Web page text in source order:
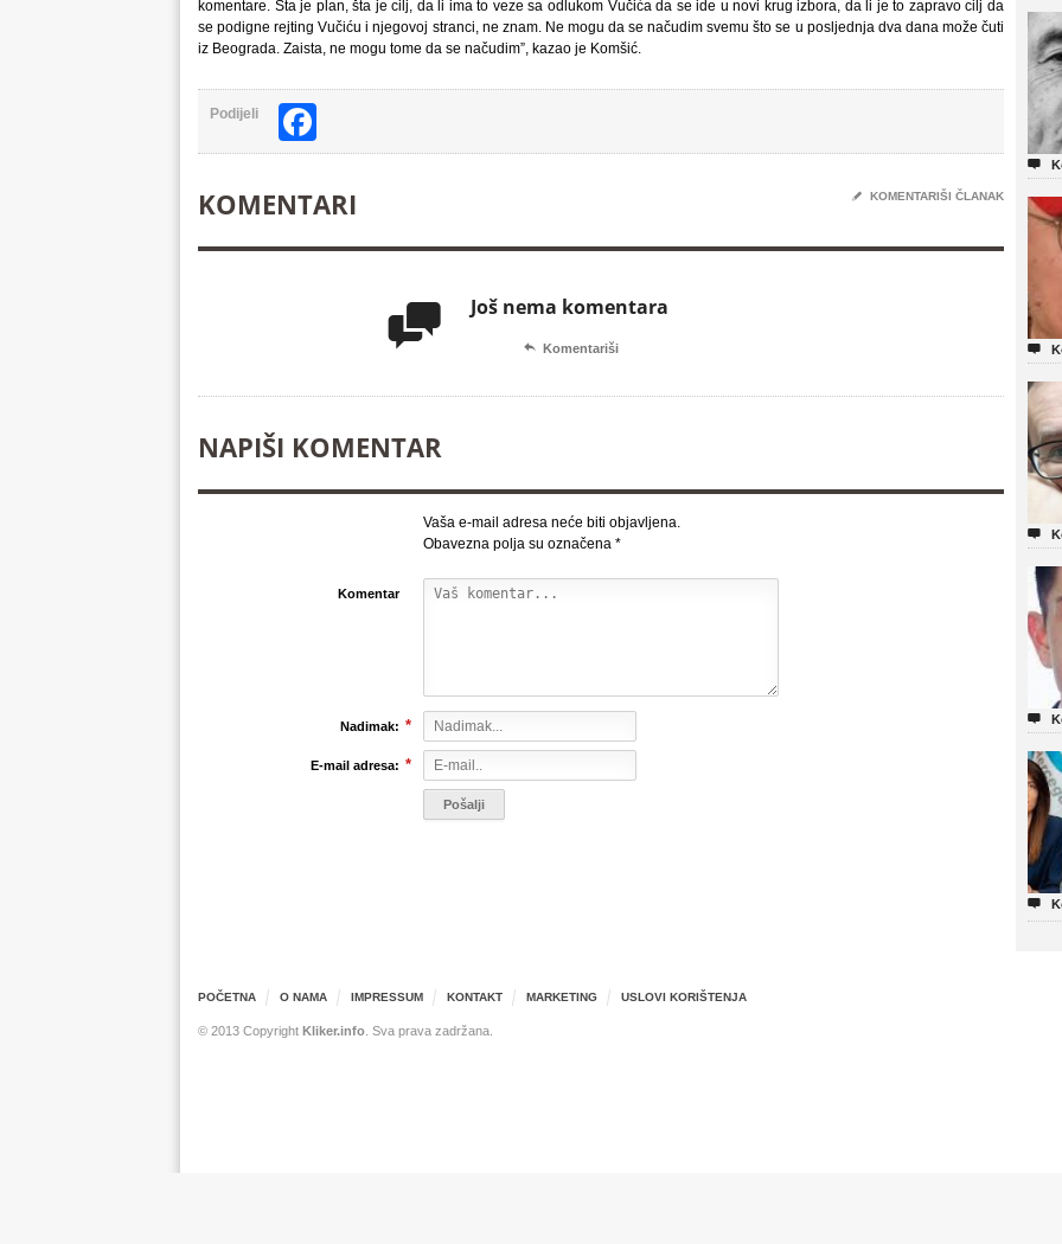
komentare. Šta je plan, šta je cilj, da li ima to veze sa odlukom Vučića da se ide u novi krug izbora, da li je to zapravo cilj da
se podigne rejting Vučiću i njegovoj stranci, ne znam. Ne mogu da se načudim svemu što se u posljednja dva dana može čuti
iz Beograda. Zaista, ne mogu tome da se načudim”, kazao je Komšić.
Podijeli
KOMENTARI ✎ KOMENTARIŠI ČLANAK
 Još nema komentara
 Komentariši
NAPIŠI KOMENTAR
Vaša e-mail adresa neće biti objavljena.
Obavezna polja su označena *
Komentar
Nadimak: *
E-mail adresa: *





POČETNA O NAMA IMPRESSUM KONTAKT MARKETING USLOVI KORIŠTENJA
© 2013 Copyright Kliker.info. Sva prava zadržana.